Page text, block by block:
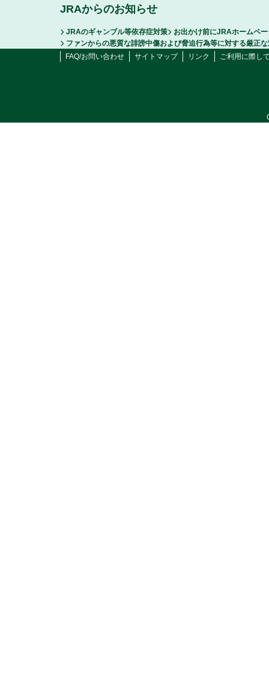
JRAからのお知らせ
JRAのギャンブル等依存症対策
お出かけ前にJRAホームペ
ファンからの悪質な誹謗中傷および脅迫行為等に対する厳正
FAQ/お問い合わせ
サイトマップ リンク ご利用に際し